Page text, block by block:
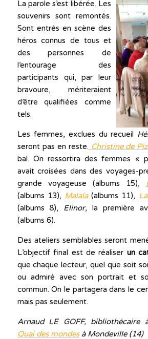
La parole s’est libérée. Les
souvenirs sont remontés.
Sont entrés en scène des
héros connus de tous et
des personnes de
l’entourage des
participants qui, par leur
bravoure, mériteraient
d’être qualifiées comme
tels.
Les femmes, exclues du recueil
seront pas en reste. Christine de
bal. On ressortira des femmes «
avait croisées dans des voyages-
grande voyageuse (albums 15),
(albums 13), Malala(albums 11),
(albums 8), Elinor,la première
(albums 6).
Des ateliers semblables seront
L’objectif final est de réaliser un
que chaque lecteur, quel que soit
ou admiré avec son portrait et
commun. On le partagera dans le
mais pas seulement.
Arnaud LE GOFF, bibliothécaire
Quai des mondesà Mondeville (14)